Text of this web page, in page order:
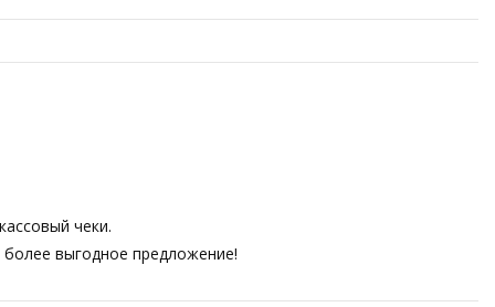
чеки.
выгодное предложение!